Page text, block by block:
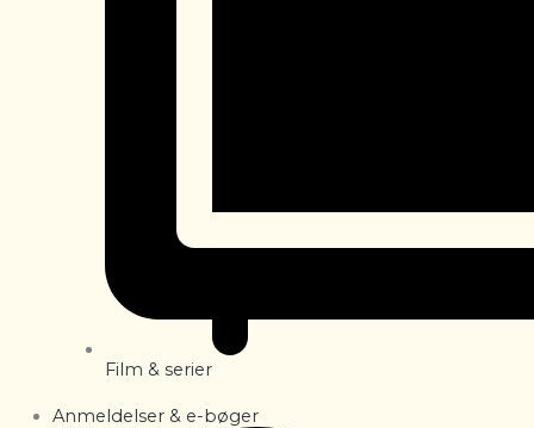
Film & serier
Anmeldelser & e-bøger